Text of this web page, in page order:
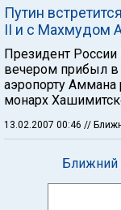
Путин
II и с Махмудом
Президент
вечером прибыл
аэропорту Аммана
монарх
13.02.2007 00:46 //
Ближний